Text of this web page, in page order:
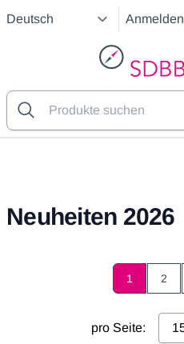
Anmelden
SDBB
Neuheiten 2026
Page
1
Page
2
pro Seite: